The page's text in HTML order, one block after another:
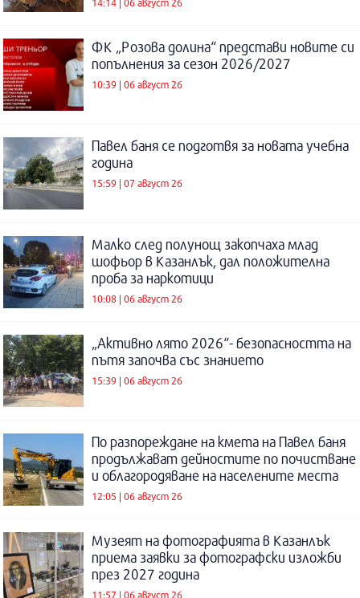
ФК „Розова долина“ представи новите си
попълнения за сезон 2026/2027
10:39 | 06 август 26
Павел баня се подготвя за новата учебна
година
15:59 | 07 август 26
Малко след полунощ закопчаха млад
шофьор в Казанлък, дал положителна
проба за наркотици
10:08 | 06 август 26
„Активно лято 2026“- безопасността на
пътя започва със знанието
15:39 | 06 август 26
По разпореждане на кмета на Павел баня
продължават дейностите по почистване
и облагородяване на населените места
12:05 | 06 август 26
Музеят на фотографията в Казанлък
приема заявки за фотографски изложби
през 2027 година
11:57 | 06 август 26